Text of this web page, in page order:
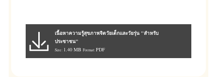
เนื้อหาความรู้สุขภาพจิตวัยเด็กและวัยรุ่น "สำหรับ
ประชาชน"
Size: 1.40 MB Format: PDF